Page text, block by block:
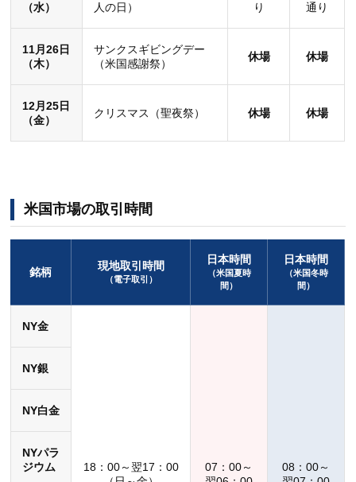
（水）
人の日）
り
通り
11月26日
（木）
サンクスギビングデー
（米国感謝祭）
休場 休場
12月25日
（金）
クリスマス（聖夜祭） 休場 休場
米国市場の取引時間
銘柄 現地取引時間
（電子取引）
日本時間
（米国夏時
間）
日本時間
（米国冬時
間）
NY金
18：00～翌17：00
07：00～
08：00～
NY銀
NY白金
NYパラ
ジウム